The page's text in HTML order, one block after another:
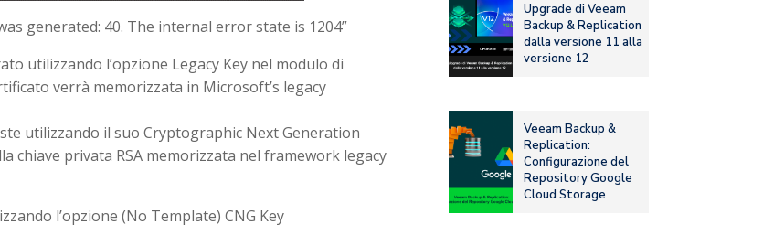
generated: 40. The internal error state is 1204”
utilizzando l’opzione Legacy Key nel modulo di
verrà memorizzata in Microsoft’s legacy
utilizzando il suo Cryptographic Next Generation
chiave privata RSA memorizzata nel framework legacy
l’opzione (No Template) CNG Key
Upgrade di Veeam
Backup & Replication
dalla versione 11 alla
versione 12
Veeam Backup &
Replication:
Configurazione del
Repository Google
Cloud Storage